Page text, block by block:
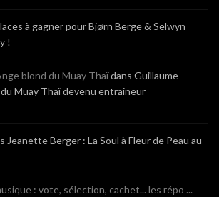
à gagner pour Bjørn Berge & Selwyn
!
blond du Muay Thaïdans Guillaume
du Muay Thaï devenu entraineur
Jeanette Berger : La Soul à Fleur de Peau au
: vote, sélection, cachet... les répo ...